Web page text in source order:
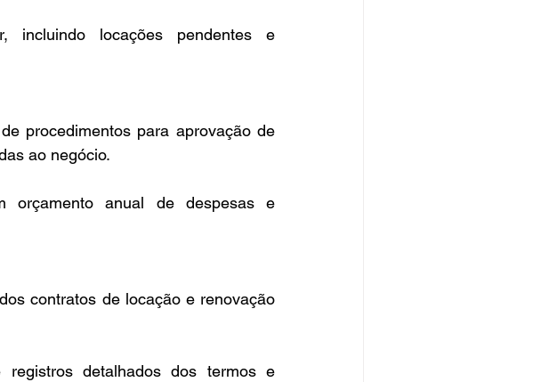
incluindo locações pendentes e
procedimentos para aprovação de
ao negócio.
orçamento anual de despesas e
contratos de locação e renovação
registros detalhados dos termos e